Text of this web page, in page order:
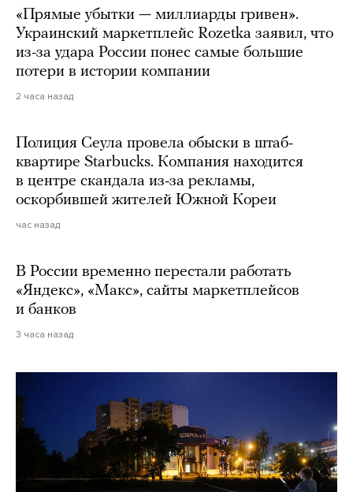
«Прямые убытки — миллиарды гривен».
Украинский маркетплейс Rozetka заявил, что
из-за удара России понес самые большие
потери в истории компании
2 часа назад
Полиция Сеула провела обыски в штаб-
квартире Starbucks. Компания находится
в центре скандала из-за рекламы,
оскорбившей жителей Южной Кореи
час назад
В России временно перестали работать
«Яндекс», «Макс», сайты маркетплейсов
и банков
3 часа назад